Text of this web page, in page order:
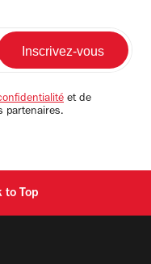
et de
partenaires.
to Top